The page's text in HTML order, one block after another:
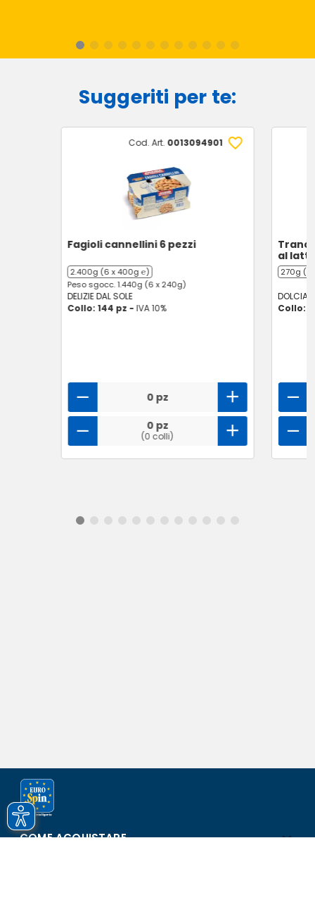
Suggeriti per te:
Cod. Art. 0013094901
Fagioli cannellini 6 pezzi
2.400g (6 x 400g ℮)
Peso sgocc. 1.440g (6 x 240g)
DELIZIE DAL SOLE
Collo: 144 pz - IVA 10%
0 pz
0 pz
(0 colli)
al
270g
Collo:
COME ACQUISTARE